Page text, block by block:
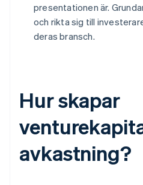
presentationen är.
och rikta sig till
deras bransch.
Hur skapar
avkastning?